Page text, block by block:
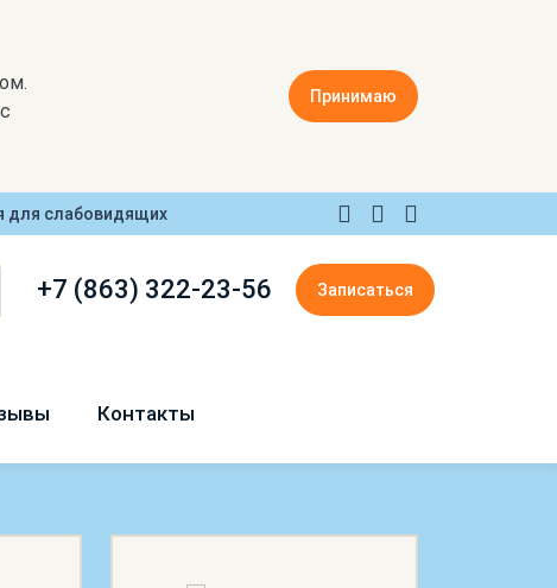
Принимаю
для слабовидящих
+7 (863) 322-23-56 Записаться
Контакты